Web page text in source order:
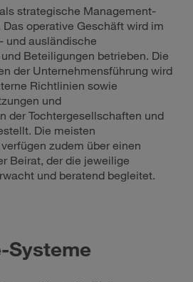
strategische Management-
operative Geschäft wird im
und ausländische
Beteiligungen betrieben. Die
der Unternehmensführung wird
Richtlinien sowie
und
der Tochtergesellschaften und
Die meisten
zudem über einen
Beirat, der die jeweilige
und beratend begleitet.
Systeme